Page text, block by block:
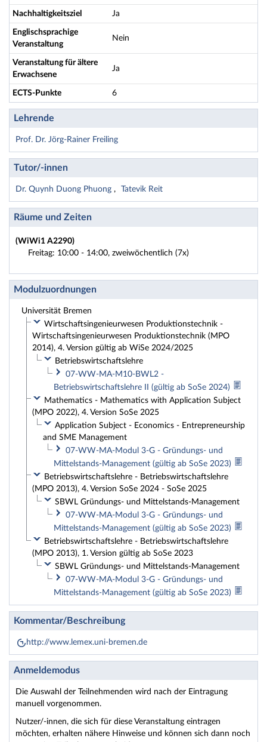
Nachhaltigkeitsziel Ja
Englischsprachige
Veranstaltung
Nein
Veranstaltung für ältere
Erwachsene
Ja
ECTS-Punkte 6
Lehrende
Prof. Dr. Jörg-Rainer Freiling
Tutor/-innen
Dr. Quynh Duong Phuong Tatevik Reit
Räume und Zeiten
(WiWi1 A2290)
Freitag: 10:00 - 14:00, zweiwöchentlich (7x)
Modulzuordnungen
Universität Bremen
Wirtschaftsingenieurwesen Produktionstechnik -
Wirtschaftsingenieurwesen Produktionstechnik (MPO
2014), 4. Version gültig ab WiSe 2024/2025
Betriebswirtschaftslehre
07-WW-MA-M10-BWL2 -
Betriebswirtschaftslehre II (gültig ab SoSe 2024)
Mathematics - Mathematics with Application Subject
(MPO 2022), 4. Version SoSe 2025
Application Subject - Economics - Entrepreneurship
and SME Management
07-WW-MA-Modul 3-G - Gründungs- und
Mittelstands-Management (gültig ab SoSe 2023)
Betriebswirtschaftslehre - Betriebswirtschaftslehre
(MPO 2013), 4. Version SoSe 2024 - SoSe 2025
SBWL Gründungs- und Mittelstands-Management
07-WW-MA-Modul 3-G - Gründungs- und
Mittelstands-Management (gültig ab SoSe 2023)
Betriebswirtschaftslehre - Betriebswirtschaftslehre
(MPO 2013), 1. Version gültig ab SoSe 2023
SBWL Gründungs- und Mittelstands-Management
07-WW-MA-Modul 3-G - Gründungs- und
Mittelstands-Management (gültig ab SoSe 2023)
Kommentar/Beschreibung
http://www.lemex.uni-bremen.de
Anmeldemodus
Die Auswahl der Teilnehmenden wird nach der Eintragung
manuell vorgenommen.
Nutzer/-innen, die sich für diese Veranstaltung eintragen
möchten, erhalten nähere Hinweise und können sich dann noch